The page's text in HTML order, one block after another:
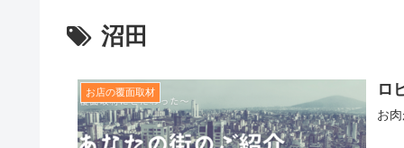
沼田
お店の覆面取材 ロ
お